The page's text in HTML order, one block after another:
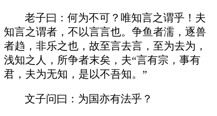
老子曰：何为不可？唯知言之谓乎！夫
知言之谓者，不以言言也。争鱼者濡，逐兽
者趋，非乐之也，故至言去言，至为去为，
浅知之人，所争者末矣，夫“言有宗，事有
君，夫为无知，是以不吾知。”
文子问曰：为国亦有法乎？